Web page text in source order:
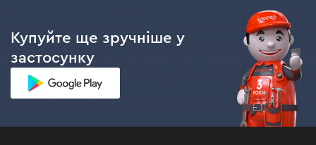
Купуйте ще зручніше у
застосунку